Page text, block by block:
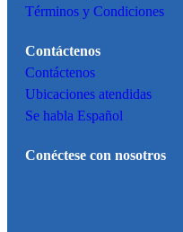
Términos y Condiciones
Contáctenos
Contáctenos
Ubicaciones atendidas
Se habla Español
Conéctese con nosotros